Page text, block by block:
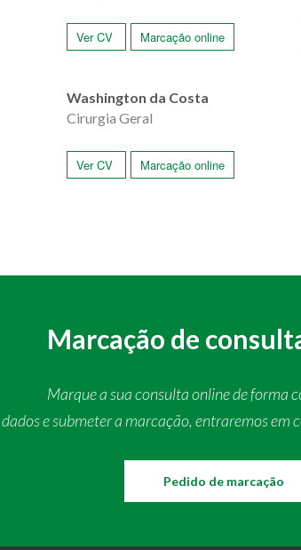
Ver CV Marcação online
Washington da Costa
Cirurgia Geral
Ver CV Marcação online
Marcação de
Marque a sua consulta online de forma
e submeter a marcação, entraremos
Pedido de marcação